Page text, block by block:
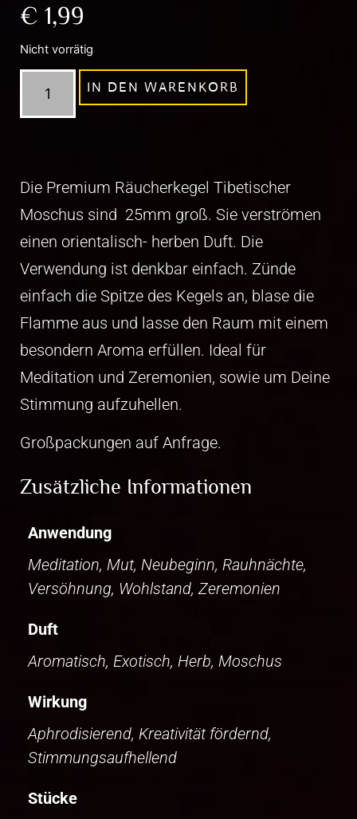
€ 1,99
Nicht vorrätig
IN DEN WARENKORB
Die Premium Räucherkegel Tibetischer
Moschus sind 25mm groß. Sie verströmen
einen orientalisch- herben Duft. Die
Verwendung ist denkbar einfach. Zünde
einfach die Spitze des Kegels an, blase die
Flamme aus und lasse den Raum mit einem
besondern Aroma erfüllen. Ideal für
Meditation und Zeremonien, sowie um Deine
Stimmung aufzuhellen.
Großpackungen auf Anfrage.
Zusätzliche Informationen
Anwendung
Meditation, Mut, Neubeginn, Rauhnächte,
Versöhnung, Wohlstand, Zeremonien
Duft
Aromatisch, Exotisch, Herb, Moschus
Wirkung
Aphrodisierend, Kreativität fördernd,
Stimmungsaufhellend
Stücke